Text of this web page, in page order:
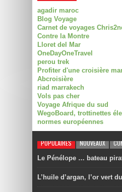
agadir maroc
Blog Voyage
Carnet de voyages
Contre la Montre
Lloret del Mar
OneDayOneTravel
perou trek
Profiter d'une croisière
Abcroisière
riad marrakech
Vols pas cher
Voyage Afrique du sud
WegoBoard, trottinettes
normes européennes
POPULAIRES NOUVEAUX
Le Pénélope … bateau
L’huile d’argan, l’or vert